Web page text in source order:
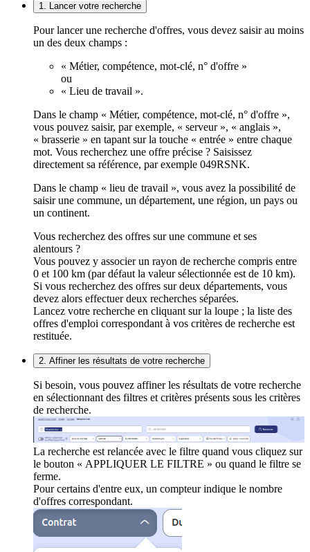
1. Lancer votre recherche
Pour lancer une recherche d'offres, vous devez saisir au moins
un des deux champs :
« Métier, compétence, mot-clé, n° d'offre »
ou
« Lieu de travail ».
Dans le champ « Métier, compétence, mot-clé, n° d'offre »,
vous pouvez saisir, par exemple, « serveur », « anglais »,
« brasserie » en tapant sur la touche « entrée » entre chaque
mot. Vous recherchez une offre précise ? Saisissez
directement sa référence, par exemple 049RSNK.
Dans le champ « lieu de travail », vous avez la possibilité de
saisir une commune, un département, une région, un pays ou
un continent.
Vous recherchez des offres sur une commune et ses
alentours ?
Vous pouvez y associer un rayon de recherche compris entre
0 et 100 km (par défaut la valeur sélectionnée est de 10 km).
Si vous recherchez des offres sur deux départements, vous
devez alors effectuer deux recherches séparées.
Lancez votre recherche en cliquant sur la loupe ; la liste des
offres d'emploi correspondant à vos critères de recherche est
restituée.
2. Affiner les résultats de votre recherche
Si besoin, vous pouvez affiner les résultats de votre recherche
en sélectionnant des filtres et critères présents sous les critères
de recherche.
La recherche est relancée avec le filtre quand vous cliquez sur
le bouton « APPLIQUER LE FILTRE » ou quand le filtre se
ferme.
Pour certains d'entre eux, un compteur indique le nombre
d'offres correspondant.